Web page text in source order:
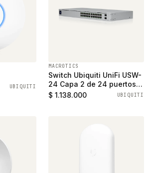
UBIQUITI
MACROTICS
Switch Ubiquiti UniFi USW-
24 Capa 2 de 24 puertos
ethernet gigabit y 2
$ 1.138.000 UBIQUITI